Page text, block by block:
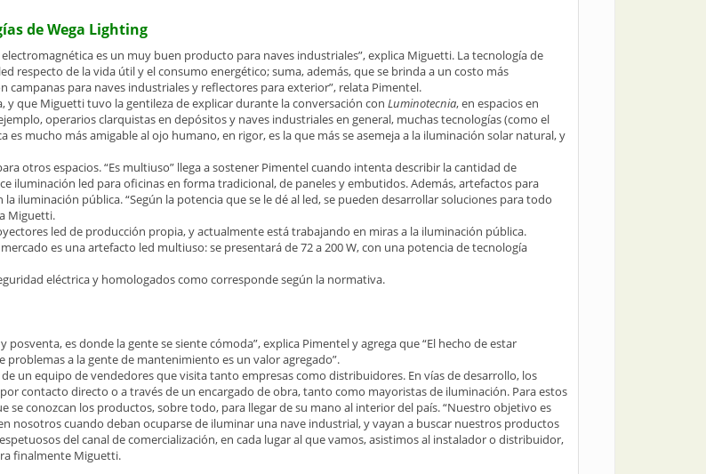
de Wega Lighting
es un muy buen producto para naves industriales”, explica Miguetti. La tecnología de
respecto de la vida útil y el consumo energético; suma, además, que se brinda a un costo más
para naves industriales y reflectores para exterior”, relata Pimentel.
y que Miguetti tuvo la gentileza de explicar durante la conversación con Luminotecnia, en espacios en
operarios clarquistas en depósitos y naves industriales en general, muchas tecnologías (como el
mucho más amigable al ojo humano, en rigor, es la que más se asemeja a la iluminación solar natural, y
otros espacios. “Es multiuso” llega a sostener Pimentel cuando intenta describir la cantidad de
iluminación led para oficinas en forma tradicional, de paneles y embutidos. Además, artefactos para
iluminación pública. “Según la potencia que se le dé al led, se pueden desarrollar soluciones para todo
Miguetti.
led de producción propia, y actualmente está trabajando en miras a la iluminación pública.
es una artefacto led multiuso: se presentará de 72 a 200 W, con una potencia de tecnología
eléctrica y homologados como corresponde según la normativa.
es donde la gente se siente cómoda”, explica Pimentel y agrega que “El hecho de estar
a la gente de mantenimiento es un valor agregado”.
un equipo de vendedores que visita tanto empresas como distribuidores. En vías de desarrollo, los
contacto directo o a través de un encargado de obra, tanto como mayoristas de iluminación. Para estos
conozcan los productos, sobre todo, para llegar de su mano al interior del país. “Nuestro objetivo es
nosotros cuando deban ocuparse de iluminar una nave industrial, y vayan a buscar nuestros productos
del canal de comercialización, en cada lugar al que vamos, asistimos al instalador o distribuidor,
finalmente Miguetti.